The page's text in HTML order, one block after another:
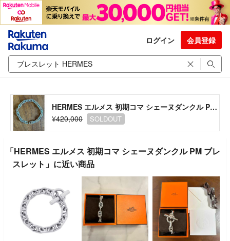
ログイン 会員登録
HERMES エルメス 初期コマ シェーヌダンクル PM ブレスレット
¥420,000
SOLDOUT
「HERMES エルメス 初期コマ シェーヌダンクル PM ブレ
スレット」に近い商品